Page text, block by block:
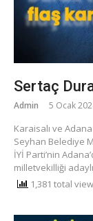
Sertaç
Admin 5 Ocak
Karaisalı ve
Seyhan Belediye
İYİ Parti’nin
milletvekilliği
1,381 total